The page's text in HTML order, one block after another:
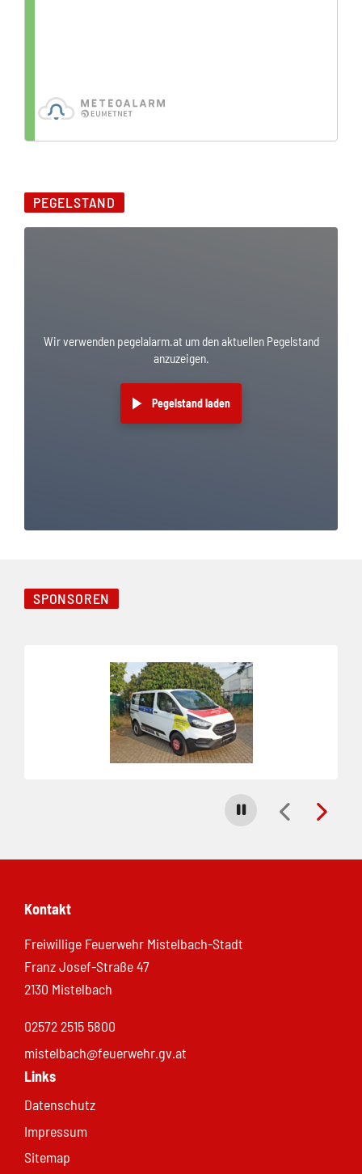
PEGELSTAND
Wir verwenden pegelalarm.at um den aktuellen Pegelstand
anzuzeigen.
Pegelstand laden
SPONSOREN
Carousel stoppen
Kontakt
Freiwillige Feuerwehr Mistelbach-Stadt
Franz Josef-Straße 47
2130 Mistelbach
02572 2515 5800
mistelbach@feuerwehr.gv.at
Links
Datenschutz
Impressum
Sitemap